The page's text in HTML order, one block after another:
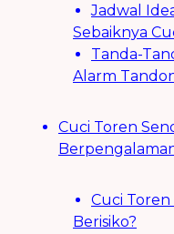
Jadwal
Sebaiknya
Tanda-
Alarm
Cuci Toren
Cuci Toren
Berisiko?